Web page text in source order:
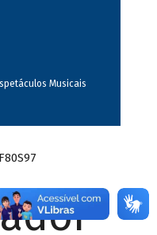
Musicais